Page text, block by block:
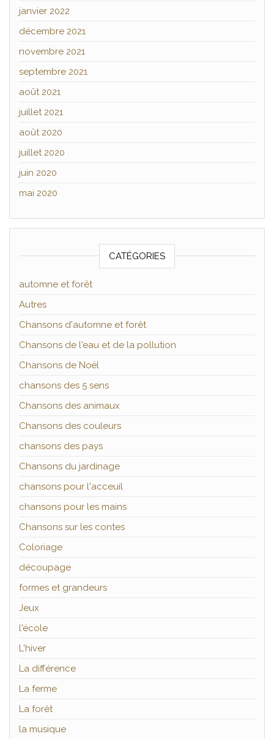
janvier 2022
décembre 2021
novembre 2021
septembre 2021
août 2021
juillet 2021
août 2020
juillet 2020
juin 2020
mai 2020
CATÉGORIES
automne et forêt
Autres
Chansons d'automne et forêt
Chansons de l'eau et de la pollution
Chansons de Noël
chansons des 5 sens
Chansons des animaux
Chansons des couleurs
chansons des pays
Chansons du jardinage
chansons pour l'acceuil
chansons pour les mains
Chansons sur les contes
Coloriage
découpage
formes et grandeurs
Jeux
l'école
L'hiver
La différence
La ferme
La forêt
la musique